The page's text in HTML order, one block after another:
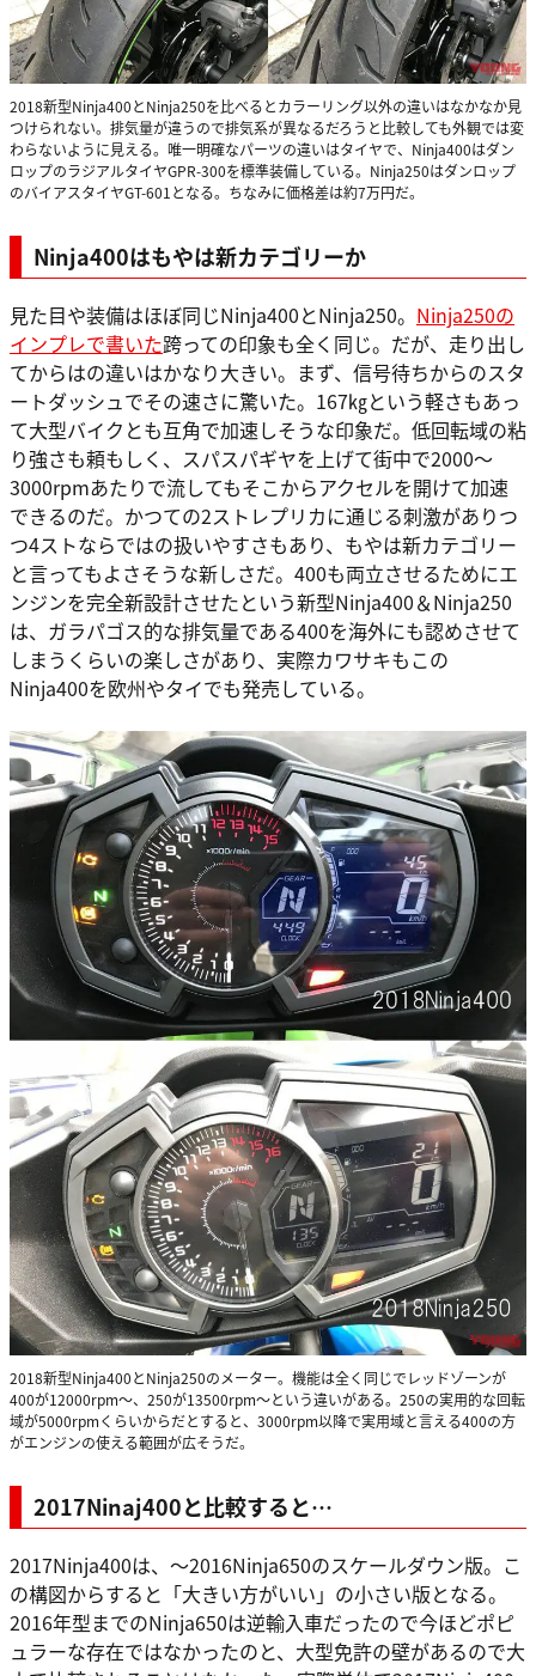
2018新型Ninja400とNinja250を比べるとカラーリング以外の違いはなかなか見
つけられない。排気量が違うので排気系が異なるだろうと比較しても外観では変
わらないように見える。唯一明確なパーツの違いはタイヤで、Ninja400はダン
ロップのラジアルタイヤGPR-300を標準装備している。Ninja250はダンロップ
のバイアスタイヤGT-601となる。ちなみに価格差は約7万円だ。
Ninja400はもやは新カテゴリーか
見た目や装備はほぼ同じNinja400とNinja250。 Ninja250の
インプレで書いた跨っての印象も全く同じ。だが、走り出し
てからはの違いはかなり大きい。まず、信号待ちからのスタ
ートダッシュでその速さに驚いた。167㎏という軽さもあっ
て大型バイクとも互角で加速しそうな印象だ。低回転域の粘
り強さも頼もしく、スパスパギヤを上げて街中で2000～
3000rpmあたりで流してもそこからアクセルを開けて加速
できるのだ。かつての2ストレプリカに通じる刺激がありつ
つ4ストならではの扱いやすさもあり、もやは新カテゴリー
と言ってもよさそうな新しさだ。400も両立させるためにエ
ンジンを完全新設計させたという新型Ninja400＆Ninja250
は、ガラパゴス的な排気量である400を海外にも認めさせて
しまうくらいの楽しさがあり、実際カワサキもこの
Ninja400を欧州やタイでも発売している。
2018新型Ninja400とNinja250のメーター。機能は全く同じでレッドゾーンが
400が12000rpm～、250が13500rpm～という違いがある。250の実用的な回転
域が5000rpmくらいからだとすると、3000rpm以降で実用域と言える400の方
がエンジンの使える範囲が広そうだ。
2017Ninaj400と比較すると…
2017Ninja400は、～2016Ninja650のスケールダウン版。こ
の構図からすると「大きい方がいい」の小さい版となる。
2016年型までのNinja650は逆輸入車だったので今ほどポピ
ュラーな存在ではなかったのと、大型免許の壁があるので大